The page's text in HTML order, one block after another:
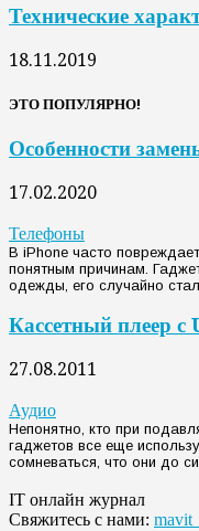
Технические
18.11.2019
ЭТО ПОПУЛЯРНО!
Особенности
17.02.2020
Телефоны
В iPhone часто
понятным причинам.
одежды, его случайно
Кассетный плеер с
27.08.2011
Аудио
Непонятно, кто при
гаджетов все еще
сомневаться, что они до
IT онлайн журнал
Свяжитесь с нами: